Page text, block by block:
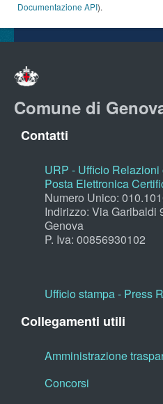
Documentazione API).
Comune di
Contatti
URP - Ufficio
Posta Elettronica
Numero Unico:
Indirizzo: Via Garibaldi
Genova
P. Iva: 00856930102
Ufficio stampa - Press
Collegamenti utili
Amministrazione
Concorsi